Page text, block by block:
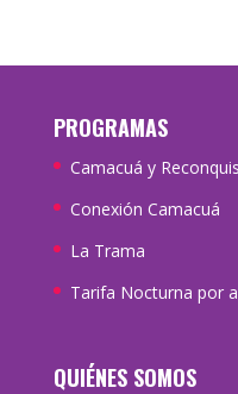
PROGRAMAS
Camacuá y
Conexión Camacuá
La Trama
Tarifa Nocturna por
QUIÉNES SOMOS